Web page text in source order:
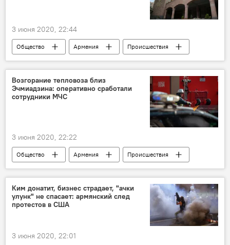
3 июня 2020, 22:44
Общество Армения
Происшествия
Нагорный Карабах
военные
Новости Армения
уголовное дело
авария
ДТП
Возгорание тепловоза близ
Эчмиадзина: оперативно сработали
сотрудники МЧС
3 июня 2020, 22:22
Общество Армения
Происшествия
Эчмиадзин
МЧС
спасатели
Новости Армения
Происшествия и инциденты в Армении
Ким донатит, бизнес страдает, "ачки
улунк" не спасает: армянский след
протестов в США
3 июня 2020, 22:01